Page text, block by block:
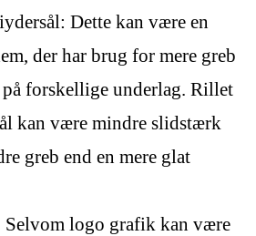
Dette kan være en
der har brug for mere greb
forskellige underlag. Rillet
kan være mindre slidstærk
greb end en mere glat
logo grafik kan være